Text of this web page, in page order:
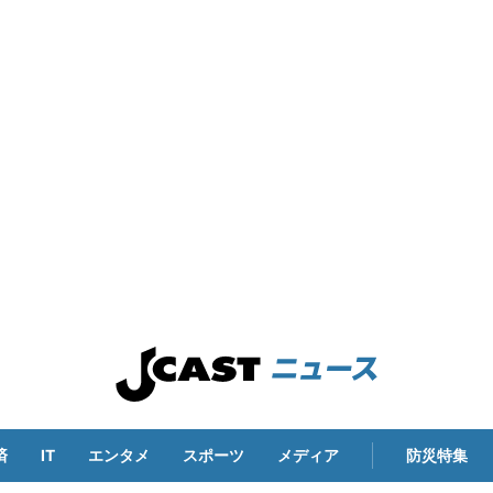
IT エンタメ スポーツ メディア 防災特集